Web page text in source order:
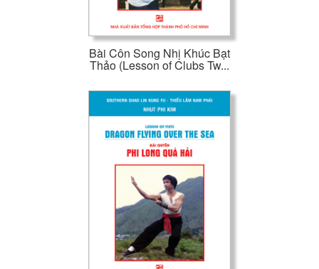
Bài Côn Song Nhị Khúc Bạt
Thảo (Lesson of Clubs Tw...